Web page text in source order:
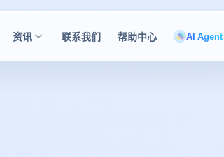
资讯 联系我们 帮助中心 AI Agent